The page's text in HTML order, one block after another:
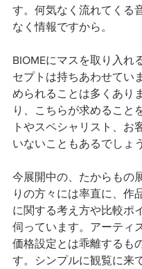
す。何気なく流れてくる
なく情報ですから。
BIOMEにマスを取り入れ
セプトは持ちあわせてい
められることは多くあり
り、こちらが求めること
トやスペシャリスト、お
いないこともあるでしょ
今展開中の、たからもの
りの方々には率直に、作
に関する考え方や比較ポ
伺っています。アーティ
価格設定とは乖離するも
す。シンプルに観覧に来